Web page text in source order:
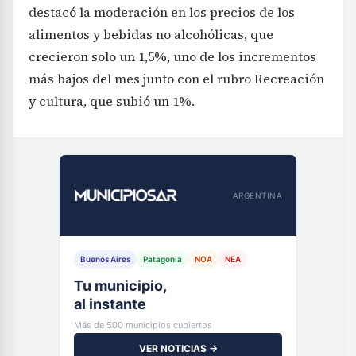
destacó la moderación en los precios de los
alimentos y bebidas no alcohólicas, que
crecieron solo un 1,5%, uno de los incrementos
más bajos del mes junto con el rubro Recreación
y cultura, que subió un 1%.
ARGENTINA
Buenos Aires Patagonia NOA NEA
Tu municipio,
al instante
Más de 500 municipios cubiertos
VER NOTICIAS →